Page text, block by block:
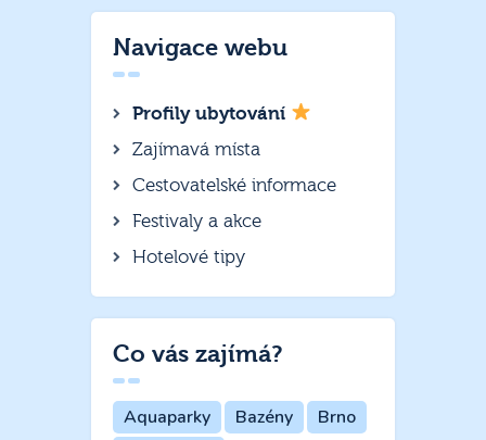
Navigace webu
Profily ubytování
Zajímavá místa
Cestovatelské informace
Festivaly a akce
Hotelové tipy
Co vás zajímá?
Aquaparky Bazény
Brno